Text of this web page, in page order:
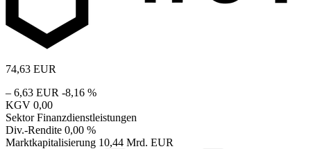
74,63 EUR
– 6,63 EUR -8,16 %
KGV 0,00
Sektor Finanzdienstleistungen
Div.-Rendite 0,00 %
Marktkapitalisierung 10,44 Mrd. EUR